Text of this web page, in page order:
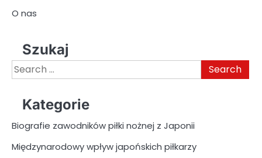
O nas
Szukaj
Search
for:
Kategorie
Biografie zawodników piłki nożnej z Japonii
Międzynarodowy wpływ japońskich piłkarzy